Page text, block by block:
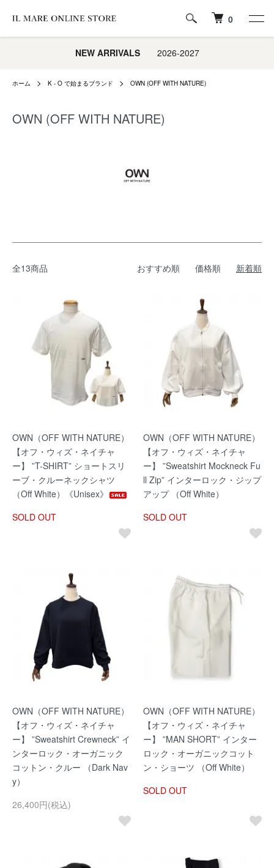
0
NEW ARRIVALS2026-2027
ホーム K - O で始まるブランド OWN (OFF WITH NATURE)
OWN (OFF WITH NATURE)
全13商品 おすすめ順 価格順 新着順
OWN（OFF WITH NATURE）
【オフ・ウィズ・ネイチャ
ー】 ”T-SHIRT” ショートスリ
ーブ・クルーネックシャツ
（Off White）《Unisex》
SOLD OUT
OWN（OFF WITH NATURE）
【オフ・ウィズ・ネイチャ
ー】 ”Sweatshirt Mockneck Fu
ll Zip” インターロック・ジップ
アップ （Off White）
SOLD OUT
OWN（OFF WITH NATURE）
【オフ・ウィズ・ネイチャ
ー】 ”Sweatshirt Crewneck” イ
ンターロック・オーガニック
コットン・クルー （Dark Nav
y）
26,400円(税込)
OWN（OFF WITH NATURE）
【オフ・ウィズ・ネイチャ
ー】 ”MAN SHORT” インター
ロック・オーガニックコット
ン・ショーツ （Off White）
SOLD OUT